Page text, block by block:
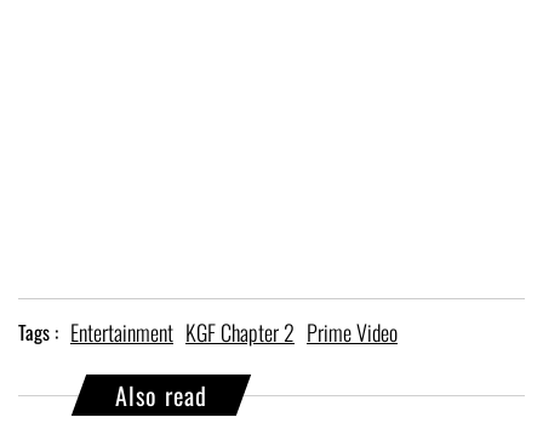
Tags : Entertainment KGF Chapter 2 Prime Video
Also read